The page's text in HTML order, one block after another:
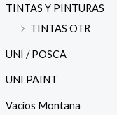
TINTAS Y PINTURAS
TINTAS OTR
UNI / POSCA
UNI PAINT
Vacíos Montana